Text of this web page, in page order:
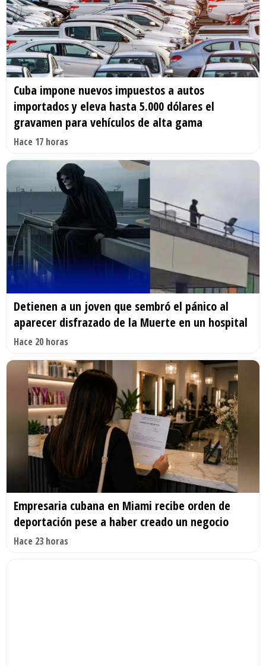
Cuba impone nuevos impuestos a autos
importados y eleva hasta 5.000 dólares el
gravamen para vehículos de alta gama
Hace 17 horas
Detienen a un joven que sembró el pánico al
aparecer disfrazado de la Muerte en un hospital
Hace 20 horas
Empresaria cubana en Miami recibe orden de
deportación pese a haber creado un negocio
Hace 23 horas